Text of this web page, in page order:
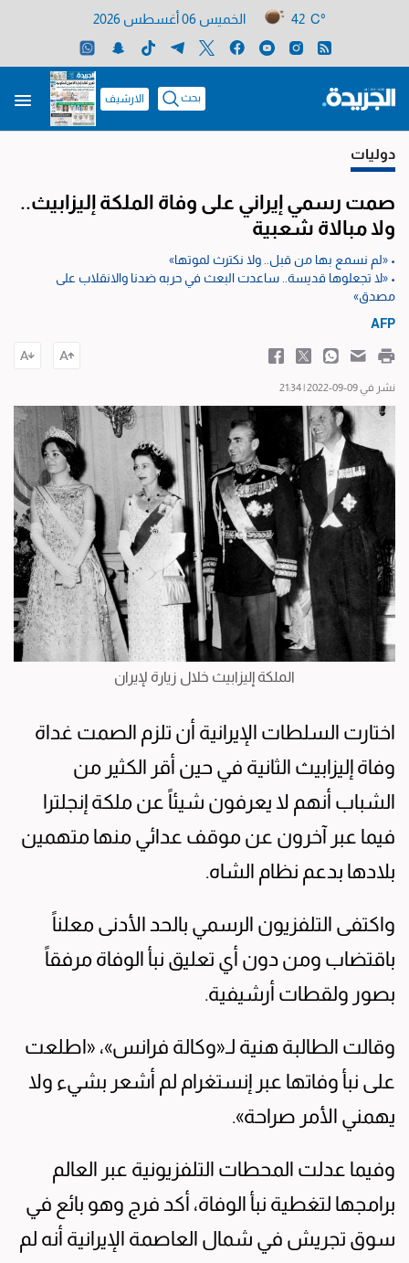
42 C° الخميس 06 أغسطس 2026
بحث الارشيف
دوليات
صمت رسمي إيراني على وفاة الملكة إليزابيث..
ولا مبالاة شعبية
• «لم نسمع بها من قبل.. ولا نكترث لموتها»
• «لا تجعلوها قديسة.. ساعدت البعث في حربه ضدنا والانقلاب على
مصدق»
AFP
نشر في 09-09-2022 | 21:34
الملكة إليزابيث خلال زيارة لإيران
اختارت السلطات الإيرانية أن تلزم الصمت غداة
وفاة إليزابيث الثانية في حين أقر الكثير من
الشباب أنهم لا يعرفون شيئاً عن ملكة إنجلترا
فيما عبر آخرون عن موقف عدائي منها متهمين
بلادها بدعم نظام الشاه.
واكتفى التلفزيون الرسمي بالحد الأدنى معلناً
باقتضاب ومن دون أي تعليق نبأ الوفاة مرفقاً
بصور ولقطات أرشيفية.
وقالت الطالبة هنية لـ«وكالة فرانس»، «اطلعت
على نبأ وفاتها عبر إنستغرام لم أشعر بشيء ولا
يهمني الأمر صراحة».
وفيما عدلت المحطات التلفزيونية عبر العالم
برامجها لتغطية نبأ الوفاة، أكد فرج وهو بائع في
سوق تجريش في شمال العاصمة الإيرانية أنه لم